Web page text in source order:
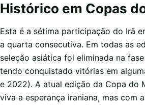
Histórico em Copas
Esta é a sétima participação do Irã
a quarta consecutiva. Em todas as
seleção asiática foi eliminada na
tendo conquistado vitórias em
e 2022). A atual edição da Copa do
viva a esperança iraniana, mas com